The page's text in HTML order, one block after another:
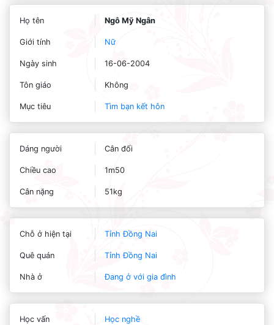
Họ tên Ngô Mỹ Ngân
Giới tính Nữ
Ngày sinh 16-06-2004
Tôn giáo Không
Mục tiêu Tìm bạn kết hôn
Dáng người Cân đối
Chiều cao 1m50
Cân nặng 51kg
Chỗ ở hiện tại Tỉnh Đồng Nai
Quê quán Tỉnh Đồng Nai
Nhà ở Đang ở với gia đình
Học vấn Học nghề